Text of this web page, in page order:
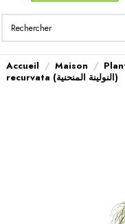
Accueil Maison
recurvata (النولينة المنحنية)